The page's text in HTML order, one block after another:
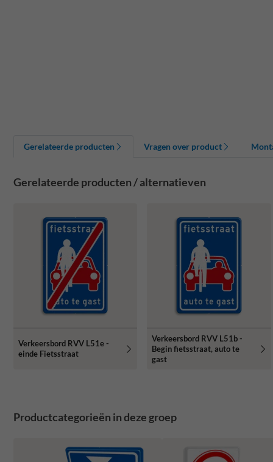
Gerelateerde producten Vragen over product
Gerelateerde producten / alternatieven
Verkeersbord RVV L51e -
einde Fietsstraat
Verkeersbord RVV L51b -
Begin fietsstraat, auto te
gast
Productcategorieën in deze groep